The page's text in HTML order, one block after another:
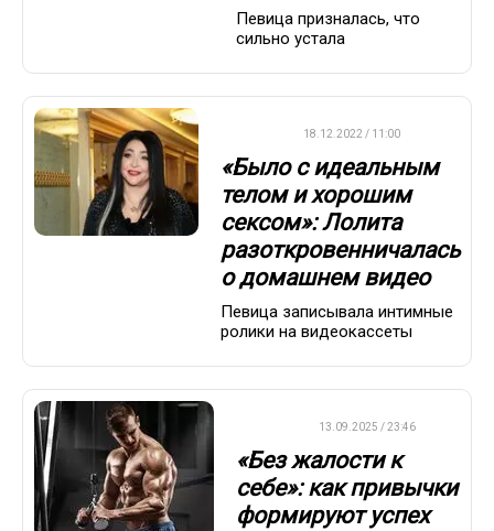
Певица призналась, что
сильно устала
18.12.2022 / 11:00
«Было с идеальным
телом и хорошим
сексом»: Лолита
разоткровенничалась
о домашнем видео
Певица записывала интимные
ролики на видеокассеты
13.09.2025 / 23:46
«Без жалости к
себе»: как привычки
формируют успех